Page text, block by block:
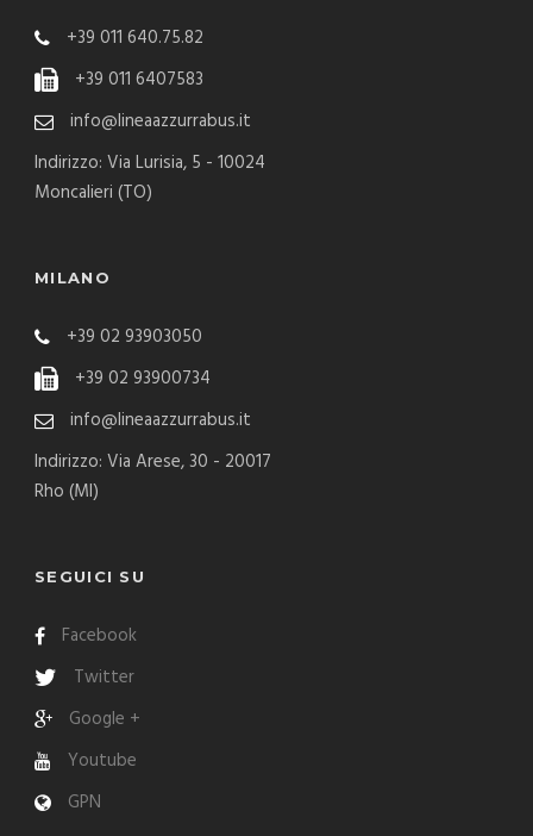
+39 011 640.75.82
+39 011 6407583
info@lineaazzurrabus.it
Indirizzo: Via Lurisia, 5 - 10024
Moncalieri (TO)
MILANO
+39 02 93903050
+39 02 93900734
info@lineaazzurrabus.it
Indirizzo: Via Arese, 30 - 20017
Rho (MI)
SEGUICI SU
Facebook
Twitter
Google +
Youtube
GPN